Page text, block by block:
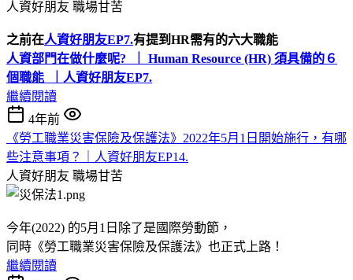
人資好朋友 職場甘苦
之前在人資好朋友EP7.有提到HR需有的六大職能
人資部門在做什麼呢? ｜ Human Resource (HR) 須具備的６
個職能 ｜人資好朋友EP7.
繼續閱讀
4年前
《勞工職業災害保險及保護法》2022年5月1日開始施行，有哪
些注意事項？｜人資好朋友EP14.
人資好朋友 職場甘苦
今年(2022) 的5月1日除了是國際勞動節，
同時《勞工職業災害保險及保護法》也正式上路！
繼續閱讀